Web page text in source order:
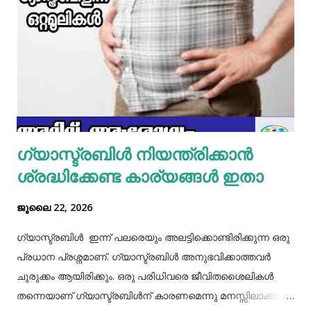
മിക്സിയുടെ ജാറിലേക്ക് മുട്ട, മൈദ, വെള്ളം പാകത്തിന് ഉപ്പ്
എന്നിവ ചേർത്ത് നന്നായിട്ട് അടിച്ചെടുക്കാം. ഇനി ഒരു പാനിൽ
മാവൊഴിച്ചു ദോശ ചുട്ടെടുക്കാം. ഇനി ഒരു പാത്രത്തിൽ മുട്ട
പൊട്ടിച്ച് ഒഴിക്കാം കൂടെത്തന്നെ പാൽ, കുരുമുളകുപൊടി, ഉപ്പ്,
മല്ലിയില എന്നിവ ചേർത്തൊരു മിക്സ്‌ തയാറാക്കാം. ഇനി
ഒരു പാനിൽ കുറച്ച് നെയ്യ് തടവിയ ശേഷം അതിൽ തയാ...
ഗ്യാസ്ട്രബിൾ നിയന്ത്രിക്കാൻ
ശ്രദ്ധിക്കേണ്ട കാര്യങ്ങൾ ഇതാ
ജൂലൈ 22, 2026
ഗ്യാസ്ട്രബിൾ ഇന്ന് പലരെയും അലട്ടിക്കൊണ്ടിരിക്കുന്ന ഒരു
പ്രധാന പ്രശ്നമാണ്. ഗ്യാസ്ട്രബിൾ അനുഭവിക്കാത്തവർ
ചുരുക്കം ആയിരിക്കും. ഒരു പരിധിവരെ ജീവിതശൈലികൾ
തന്നെയാണ് ഗ്യാസ്ട്രബിൾന് കാരണമെന്നു മനസ്സിലാക്കാം.